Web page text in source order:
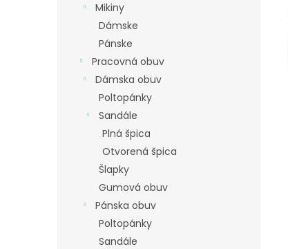
Mikiny
Dámske
Pánske
Pracovná obuv
Dámska obuv
Poltopánky
Sandále
Plná špica
Otvorená špica
Šlapky
Gumová obuv
Pánska obuv
Poltopánky
Sandále